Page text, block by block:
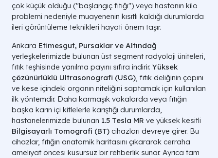
çok küçük olduğu ("başlangıç fıtığı") veya hastanın kilo
problemi nedeniyle muayenenin kısıtlı kaldığı durumlarda
ileri görüntüleme teknikleri hayati önem taşır.
Ankara Etimesgut, Pursaklar ve Altındağ
yerleşkelerimizde bulunan üst segment radyoloji üniteleri,
fıtık teşhisinde yanılma payını sıfıra indirir. Yüksek
çözünürlüklü Ultrasonografi (USG), fıtık deliğinin çapını
ve kese içindeki organın niteliğini saptamak için kullanılan
ilk yöntemdir. Daha karmaşık vakalarda veya fıtığın
başka karın içi kitlelerle karıştığı durumlarda,
hastanelerimizde bulunan 1.5 Tesla MR ve yüksek kesitli
Bilgisayarlı Tomografi (BT) cihazları devreye girer. Bu
cihazlar, fıtığın anatomik haritasını çıkararak cerraha
ameliyat öncesi kusursuz bir rehberlik sunar. Ayrıca tam